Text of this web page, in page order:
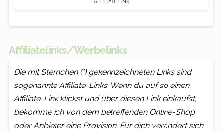
*AFFILIATE LINK
Affiliatelinks/Werbelinks
Die mit Sternchen (*) gekennzeichneten Links sind
sogenannte Affiliate-Links. Wenn du auf so einen
Affiliate-Link klickst und über diesen Link einkaufst,
bekomme ich von dem betreffenden Online-Shop
oder Anbieter eine Provision. Für dich verändert sich